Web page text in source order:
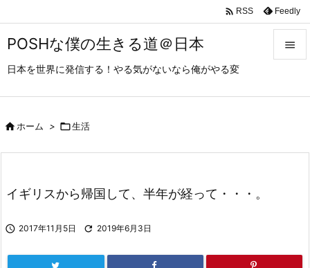
POSHな僕の生きる道＠日本
日本を世界に発信する！やる気がないなら俺がやる変

 RSS Feedly
ホーム > 生活
イギリスから帰国して、半年が経って・・・。
 2017年11月5日  2019年6月3日